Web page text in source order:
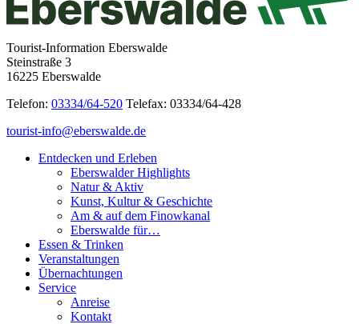
Tourist-Information Eberswalde
Steinstraße 3
16225 Eberswalde
Telefon: 03334/64-520 Telefax: 03334/64-428
tourist-info@eberswalde.de
Entdecken und Erleben
Eberswalder Highlights
Natur & Aktiv
Kunst, Kultur & Geschichte
Am & auf dem Finowkanal
Eberswalde für…
Essen & Trinken
Veranstaltungen
Übernachtungen
Service
Anreise
Kontakt